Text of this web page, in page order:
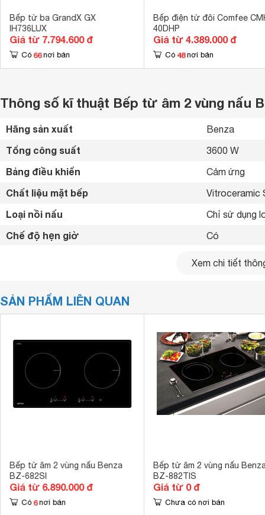
Bếp từ ba GrandX GX
IH736LUX
Giá từ 7.794.600 đ
Có 66 nơi bán
Bếp điện từ đôi Comfee
40DHP
Giá từ 4.389.000 đ
Có 48 nơi bán
Thông số kĩ thuật Bếp từ âm 2 vùng nấu
Hãng sản xuất Benza
Tổng công suất 3600 W
Bảng điều khiển Cảm ứng
Chất liệu mặt bếp
Loại nồi nấu Chỉ sử dụng
Chế độ hẹn giờ Có
Khóa trẻ em
Kích thước lắp âm
Xem chi tiết
SẢN PHẨM LIÊN QUAN
Bếp từ âm 2 vùng nấu Benza
BZ-682SI
Giá từ 6.890.000 đ
Có 6 nơi bán
Bếp từ âm 2 vùng nấu
BZ-882TIS
Giá từ 0 đ
Chưa có nơi bán